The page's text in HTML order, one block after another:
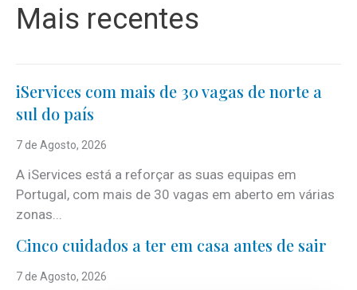
Mais recentes
iServices com mais de 30 vagas de norte a
sul do país
7 de Agosto, 2026
A iServices está a reforçar as suas equipas em
Portugal, com mais de 30 vagas em aberto em várias
zonas...
Cinco cuidados a ter em casa antes de sair
7 de Agosto, 2026